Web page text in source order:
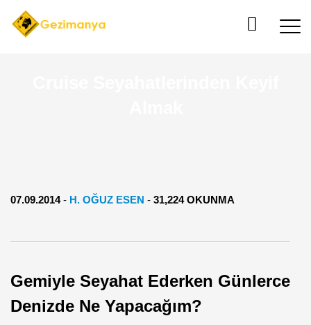
07.09.2014- H. OĞUZ ESEN - 31,224 OKUNMA
Gemiyle Seyahat Ederken Günlerce
Denizde Ne Yapacağım?